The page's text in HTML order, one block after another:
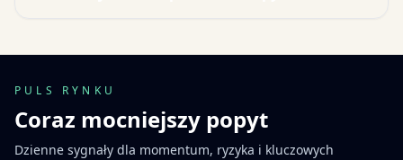
PULS RYNKU
Coraz mocniejszy popyt
Dzienne sygnały dla momentum, ryzyka i kluczowych